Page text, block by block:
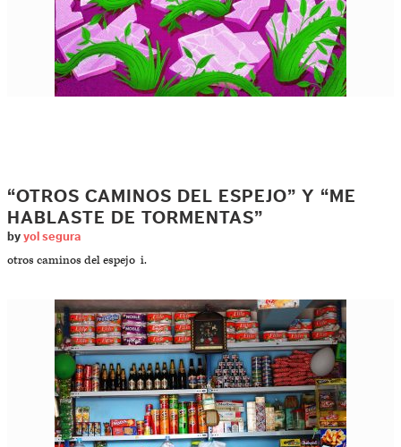
“OTROS CAMINOS DEL ESPEJO” Y “ME
HABLASTE DE TORMENTAS”
by yol segura
otros caminos del espejo i.